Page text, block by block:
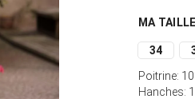
MA TAILLE
34
Poitrine:
Hanches: